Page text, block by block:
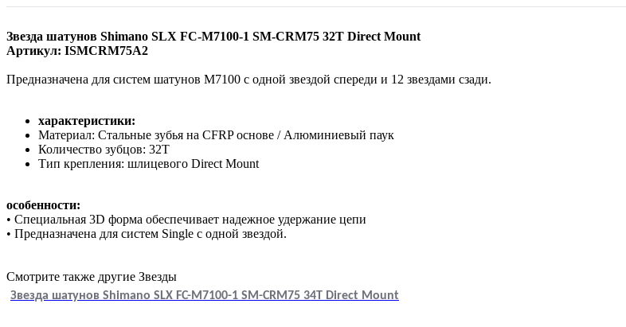
Звезда шатунов Shimano SLX FC-M7100-1 SM-CRM75 32T Direct Mount
Артикул: ISMCRM75A2
Предназначена для систем шатунов M7100 с одной звездой спереди и 12 звездами сзади.
характеристики:
Материал: Стальные зубья на CFRP основе / Алюминиевый паук
Количество зубцов: 32T
Тип крепления: шлицевого Direct Mount
особенности:
• Специальная 3D форма обеспечивает надежное удержание цепи
• Предназначена для систем Single с одной звездой.
Смотрите также другие Звезды
Звезда шатунов Shimano SLX FC-M7100-1 SM-CRM75 34T Direct Mount